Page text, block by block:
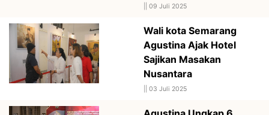
09 Juli 2025
Wali kota Semarang
Agustina Ajak Hotel
Sajikan Masakan
Nusantara
03 Juli 2025